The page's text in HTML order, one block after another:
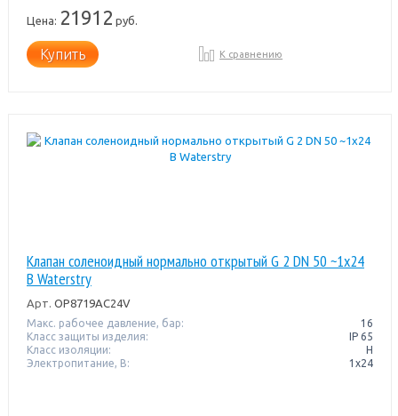
Цена: 21912 руб.
Купить К сравнению
Клапан соленоидный нормально открытый G 2 DN 50 ~1x24
В Waterstry
Арт. OP8719AC24V
Макс. рабочее давление, бар:
16
Класс защиты изделия:
IP 65
Класс изоляции:
H
Электропитание, В:
1x24